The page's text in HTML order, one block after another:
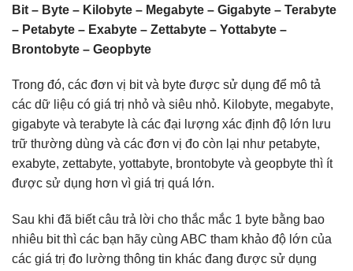
Bit – Byte – Kilobyte – Megabyte – Gigabyte – Terabyte
– Petabyte – Exabyte – Zettabyte – Yottabyte –
Brontobyte – Geopbyte
Trong đó, các đơn vị bit và byte được sử dụng để mô tả
các dữ liệu có giá trị nhỏ và siêu nhỏ. Kilobyte, megabyte,
gigabyte và terabyte là các đại lượng xác định độ lớn lưu
trữ thường dùng và các đơn vị đo còn lại như petabyte,
exabyte, zettabyte, yottabyte, brontobyte và geopbyte thì ít
được sử dụng hơn vì giá trị quá lớn.
Sau khi đã biết câu trả lời cho thắc mắc 1 byte bằng bao
nhiêu bit thì các bạn hãy cùng ABC tham khảo độ lớn của
các giá trị đo lường thông tin khác đang được sử dụng